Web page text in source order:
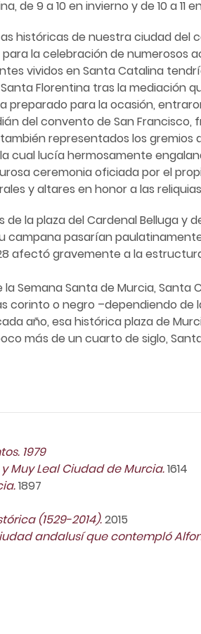
9 a 10 en invierno y de 10 a 11
históricas de nuestra ciudad
la celebración de
vividos en Santa Catalina
Florentina tras la mediación
para la ocasión,
del convento de San Francisco,
representados los
cual lucía hermosamente
ceremonia oficiada por el
y altares en honor a las
la plaza del Cardenal Belluga
campana pasarían
afectó gravemente a la
Semana Santa de Murcia,
o negro –dependiendo de
año, esa histórica plaza de
más de un cuarto de siglo,
1979
Muy Leal Ciudad de Murcia.1614
1897
(1529-2014).2015
andalusí que contempló